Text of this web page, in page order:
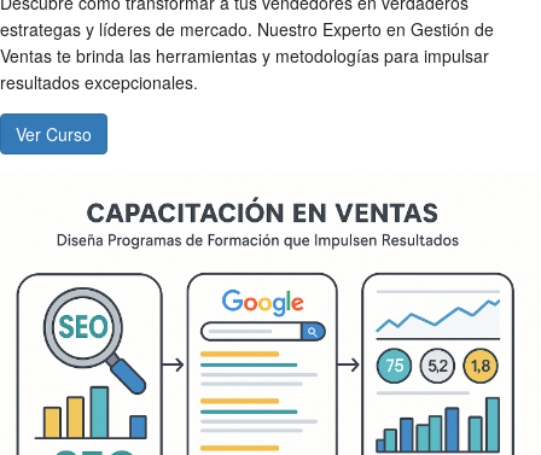
estrategas y líderes de mercado. Nuestro Experto en Gestión de
Ventas te brinda las herramientas y metodologías para impulsar
resultados excepcionales.
Ver Curso